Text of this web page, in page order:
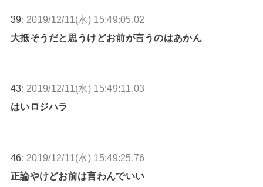
39: 2019/12/11(水) 15:49:05.02
大抵そうだと思うけどお前が言うのはあかん
43: 2019/12/11(水) 15:49:11.03
はいロジハラ
46: 2019/12/11(水) 15:49:25.76
正論やけどお前は言わんでいい